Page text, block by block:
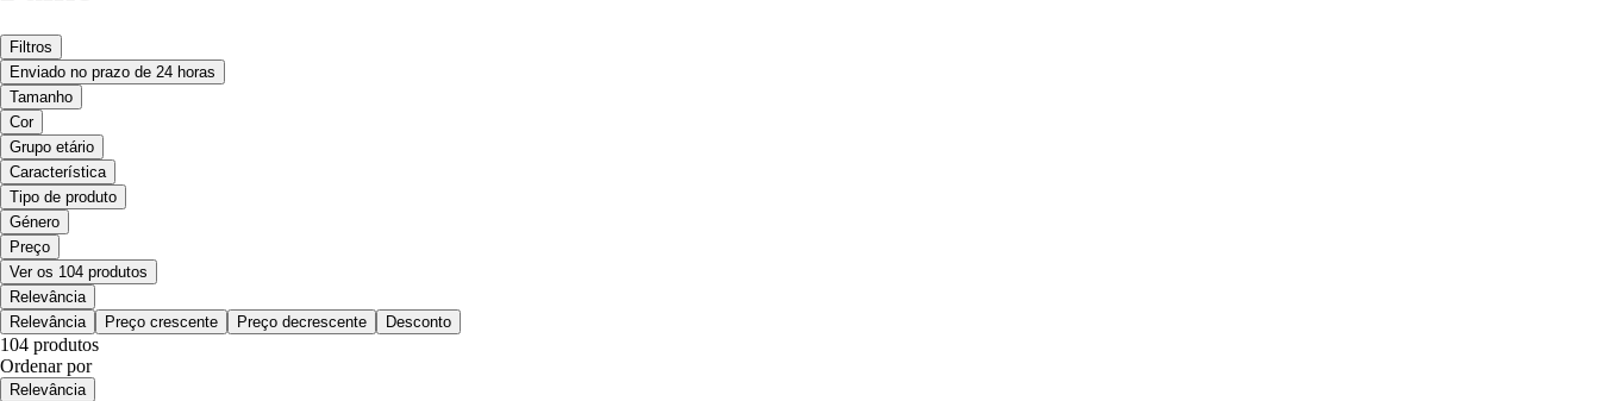
Filtros
Enviado no prazo de 24 horas
Tamanho
Cor
Grupo etário
Característica
Tipo de produto
Género
Preço
Ver os 104 produtos
Relevância
Relevância
Preço crescente Preço decrescente Desconto
104 produtos
Ordenar por
Relevância